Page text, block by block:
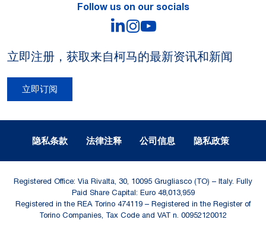
Follow us on our socials
LinkedIn
Instagram
立即注册，获取来自柯马的最新资讯和新闻
立即订阅
隐私条款 法律注释 公司信息 隐私政策
Registered Office: Via Rivalta, 30, 10095 Grugliasco (TO) – Italy. Fully
Paid Share Capital: Euro 48,013,959
Registered in the REA Torino 474119 – Registered in the Register of
Torino Companies, Tax Code and VAT n. 00952120012